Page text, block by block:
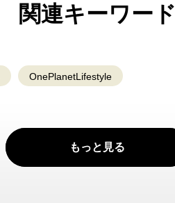
関連キーワード
OnePlanetLifestyle
もっと見る